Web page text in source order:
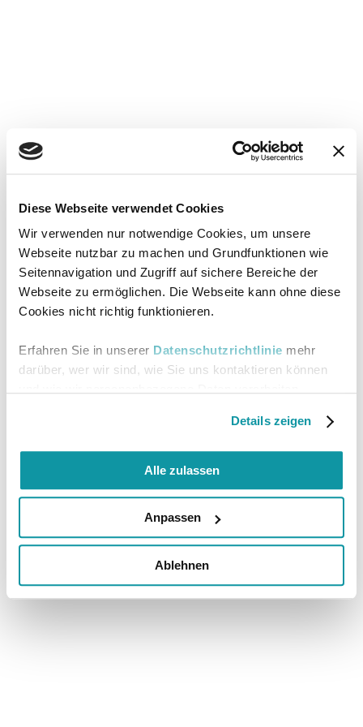
Diese Webseite verwendet Cookies
Wir verwenden nur notwendige Cookies, um unsere
Webseite nutzbar zu machen und Grundfunktionen wie
Seitennavigation und Zugriff auf sichere Bereiche der
Webseite zu ermöglichen. Die Webseite kann ohne diese
Cookies nicht richtig funktionieren.
Erfahren Sie in unserer Datenschutzrichtlinie mehr
darüber, wer wir sind, wie Sie uns kontaktieren können
Details zeigen
Alle zulassen
Anpassen
Ablehnen